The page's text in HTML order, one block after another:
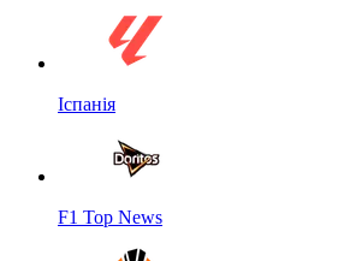
Іспанія
F1 Top News